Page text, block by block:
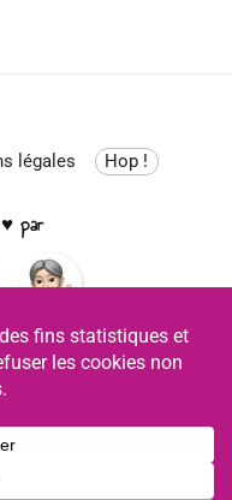
légales Hop !
par
droits réservés